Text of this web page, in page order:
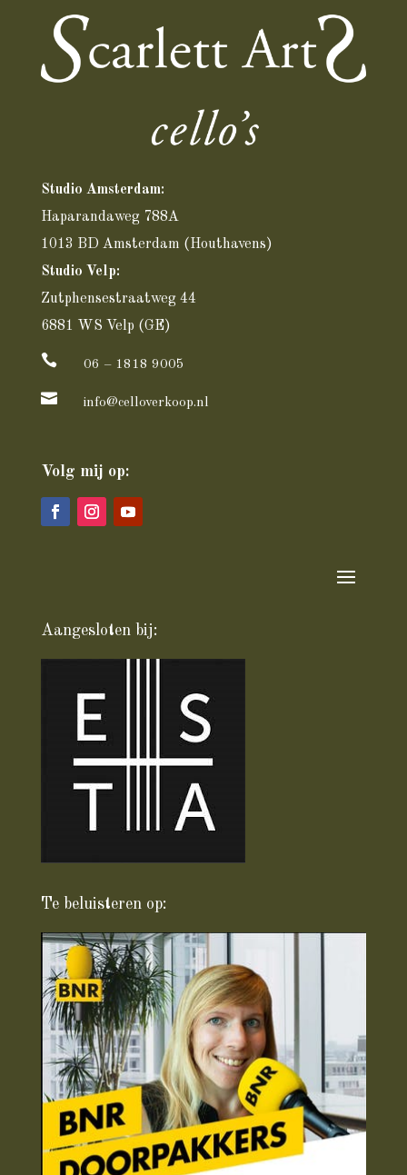
Studio Amsterdam:
Haparandaweg 788A
1013 BD Amsterdam (Houthavens)
Studio Velp:
Zutphensestraatweg 44
6881 WS Velp (GE)
 06 – 1818 9005
 info@celloverkoop.nl
Volg mij op:
Aangesloten bij:
Te beluisteren op: